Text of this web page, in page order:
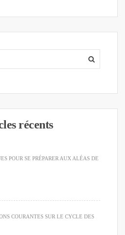
récents
POUR SE PRÉPARER AUX ALÉAS DE
COURANTES SUR LE CYCLE DES